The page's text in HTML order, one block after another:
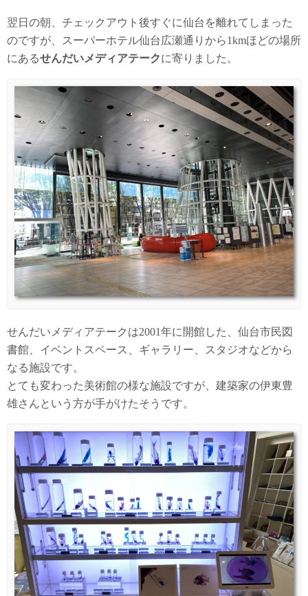
翌日の朝、チェックアウト後すぐに仙台を離れてしまった
のですが、スーパーホテル仙台広瀬通りから1kmほどの場所
にあるせんだいメディアテークに寄りました。
せんだいメディアテークは2001年に開館した、仙台市民図
書館、イベントスペース、ギャラリー、スタジオなどから
なる施設です。
とても変わった美術館の様な施設ですが、建築家の伊東豊
雄さんという方が手がけたそうです。